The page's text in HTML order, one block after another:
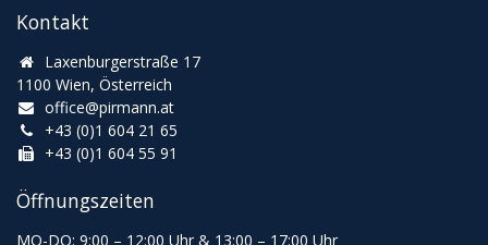
Kontakt
Laxenburgerstraße 17
1100 Wien, Österreich
office@pirmann.at
+43 (0)1 604 21 65
+43 (0)1 604 55 91
Öffnungszeiten
MO-DO: 9:00 – 12:00 Uhr & 13:00 – 17:00 Uhr